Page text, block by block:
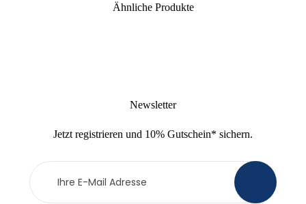
Ähnliche Produkte
Newsletter
Jetzt registrieren und 10% Gutschein* sichern.
Newsletter
Anmeldung